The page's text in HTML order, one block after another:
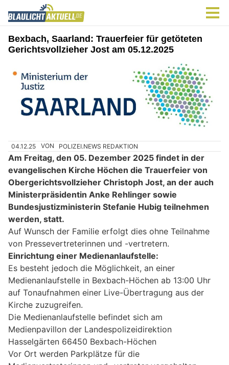
Bexbach, Saarland: Trauerfeier für getöteten
Gerichtsvollzieher Jost am 05.12.2025
04.12.25 VON POLIZEI.NEWS REDAKTION
Am Freitag, den 05. Dezember 2025 findet in der
evangelischen Kirche Höchen die Trauerfeier von
Obergerichtsvollzieher Christoph Jost, an der auch
Ministerpräsidentin Anke Rehlinger sowie
Bundesjustizministerin Stefanie Hubig teilnehmen
werden, statt.
Auf Wunsch der Familie erfolgt dies ohne Teilnahme
von Pressevertreterinnen und -vertretern.
Einrichtung einer Medienanlaufstelle:
Es besteht jedoch die Möglichkeit, an einer
Medienanlaufstelle in Bexbach-Höchen ab 13:00 Uhr
auf Tonaufnahmen einer Live-Übertragung aus der
Kirche zuzugreifen.
Die Medienanlaufstelle befindet sich am
Medienpavillon der Landespolizeidirektion
Hasselgärten 66450 Bexbach-Höchen
Vor Ort werden Parkplätze für die